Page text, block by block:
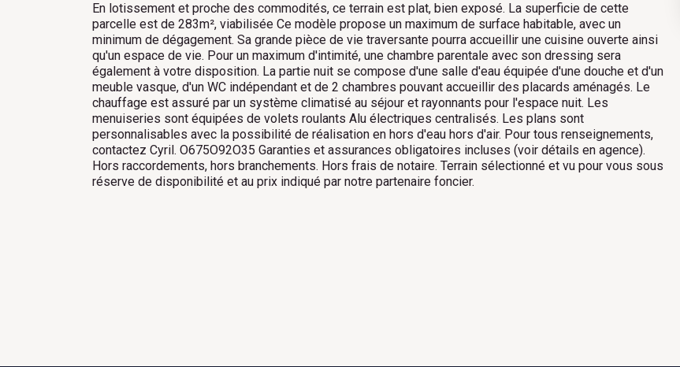
En lotissement et proche des commodités, ce terrain est plat, bien exposé. La superficie de cette
parcelle est de 283m², viabilisée Ce modèle propose un maximum de surface habitable, avec un
minimum de dégagement. Sa grande pièce de vie traversante pourra accueillir une cuisine ouverte ainsi
qu'un espace de vie. Pour un maximum d'intimité, une chambre parentale avec son dressing sera
également à votre disposition. La partie nuit se compose d'une salle d'eau équipée d'une douche et d'un
meuble vasque, d'un WC indépendant et de 2 chambres pouvant accueillir des placards aménagés. Le
chauffage est assuré par un système climatisé au séjour et rayonnants pour l'espace nuit. Les
menuiseries sont équipées de volets roulants Alu électriques centralisés. Les plans sont
personnalisables avec la possibilité de réalisation en hors d'eau hors d'air. Pour tous renseignements,
contactez Cyril. O675O92O35 Garanties et assurances obligatoires incluses (voir détails en agence).
Hors raccordements, hors branchements. Hors frais de notaire. Terrain sélectionné et vu pour vous sous
réserve de disponibilité et au prix indiqué par notre partenaire foncier.